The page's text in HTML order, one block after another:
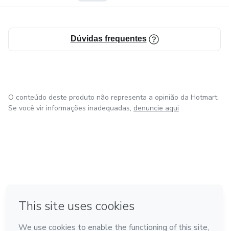
Dúvidas frequentes
O conteúdo deste produto não representa a opinião da Hotmart.
Se você vir informações inadequadas, denuncie aqui
Feito com ❤ em Amsterdam